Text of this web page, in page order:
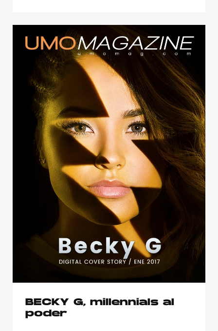
BECKY G, millennials al
poder